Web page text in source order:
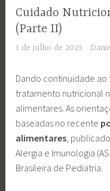
Cuidado
(Parte II)
1 de julho de 2025
Dando continuidade
tratamento nutricional
alimentares. As
baseadas no recente
alimentares ,
Alergia e Imunologia
Brasileira de Pediatria.